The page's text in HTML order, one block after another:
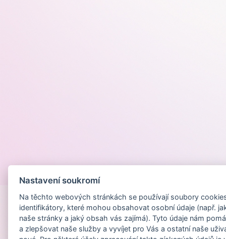
Nastavení soukromí
Na těchto webových stránkách se používají soubory
identifikátory, které mohou obsahovat osobní údaje (např.
naše stránky a jaký obsah vás zajímá). Tyto údaje nám
a zlepšovat naše služby a vyvíjet pro Vás a ostatní naše